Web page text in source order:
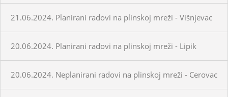
21.06.2024. Planirani radovi na plinskoj mreži - Višnjevac
20.06.2024. Planirani radovi na plinskoj mreži - Lipik
20.06.2024. Neplanirani radovi na plinskoj mreži - Cerovac